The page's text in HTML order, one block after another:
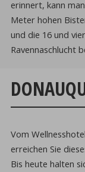
erinnert, kann
Meter hohen
und die 16 und
Ravennaschlucht
Vom
erreichen Sie
Bis heute halten